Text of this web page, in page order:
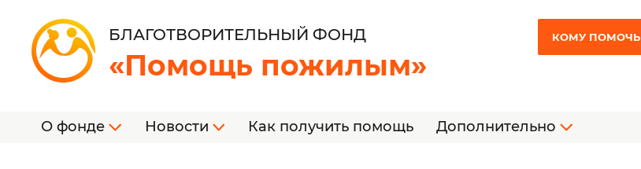
БЛАГОТВОРИТЕЛЬНЫЙ ФОНД
«Помощь пожилым»
КОМУ ПОМОЧЬ
О фонде Новости Как получить помощь Дополнительно